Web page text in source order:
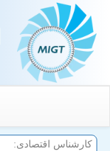
كارشناس اقتصادی: